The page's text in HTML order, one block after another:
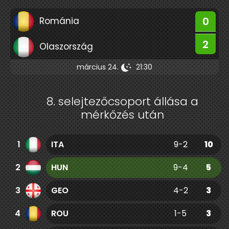
Románia 0
Olaszország 2
március 24. 21:30
8. selejtezőcsoport állása a
mérkőzés után
1 ITA 9-2
10
2
HUN 9-4
5
3
GEO 4-2
3
4
ROU 1-5 3